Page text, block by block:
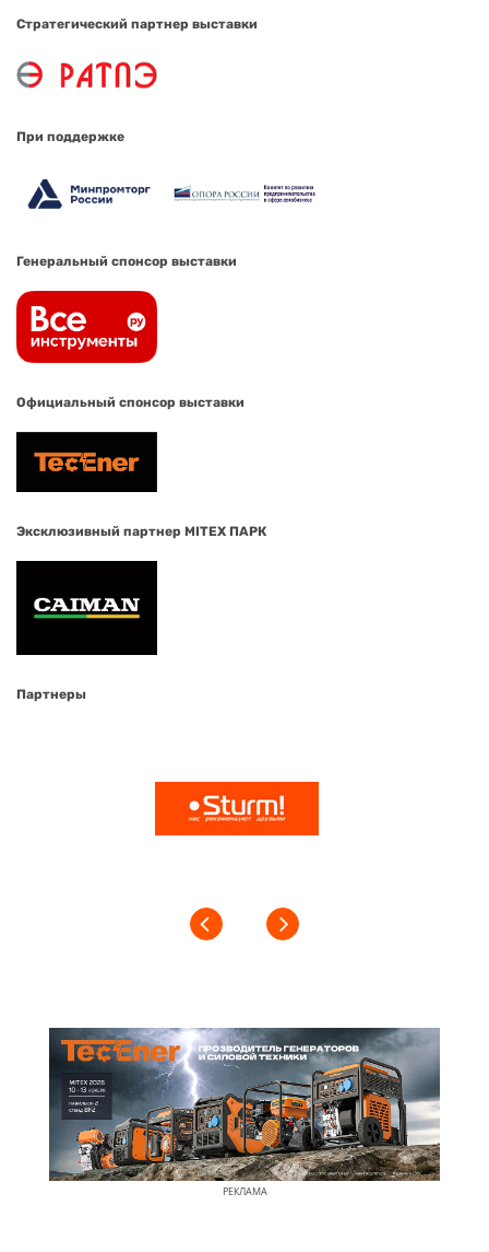
Стратегический партнер выставки
При поддержке
Генеральный спонсор выставки
Официальный спонсор выставки
Эксклюзивный партнер MITEX ПАРК
Партнеры
РЕКЛАМА